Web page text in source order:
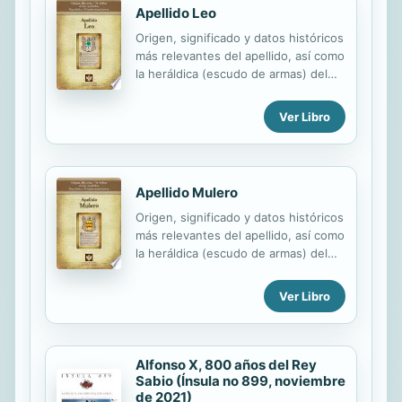
Apellido Leo
Origen, significado y datos históricos
más relevantes del apellido, así como
la heráldica (escudo de armas) del
edición de todas nuestras láminas
nos regimos por un estricto
protocolo cuya finalidad es la de
garantizar la veracidad y utilidad de la
simbolismo de los principales
esmaltes, metales y piezas
heráldicas.
Ver Libro
Apellido Mulero
Origen, significado y datos históricos
más relevantes del apellido, así como
la heráldica (escudo de armas) del
edición de todas nuestras láminas
nos regimos por un estricto
protocolo cuya finalidad es la de
garantizar la veracidad y utilidad de la
información. Incluye descripción y
simbolismo de los principales
esmaltes, metales y piezas
Ver Libro
Alfonso X, 800 años del Rey
Sabio (Ínsula no 899, noviembre
de 2021)